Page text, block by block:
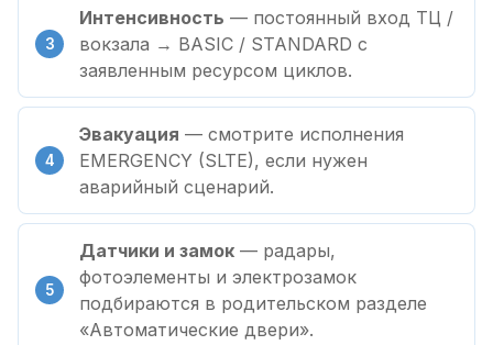
Интенсивность — постоянный вход ТЦ /
вокзала → BASIC / STANDARD с
заявленным ресурсом циклов.
Эвакуация — смотрите исполнения
EMERGENCY (SLTE), если нужен
аварийный сценарий.
Датчики и замок — радары,
фотоэлементы и электрозамок
подбираются в родительском разделе
«Автоматические двери».